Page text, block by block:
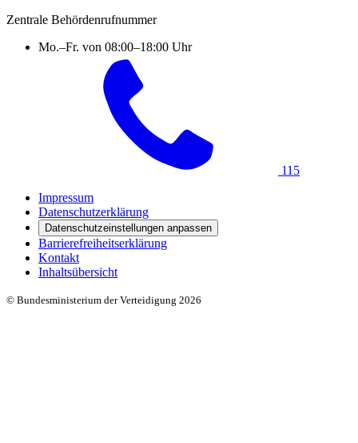
Zentrale Behördenrufnummer
Mo.–Fr. von 08:00–18:00 Uhr
115
Impressum
Datenschutzerklärung
Datenschutzeinstellungen anpassen
Barrierefreiheitserklärung
Kontakt
Inhaltsübersicht
© Bundesministerium der Verteidigung 2026